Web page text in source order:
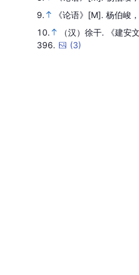
9.
《论语》 [M]. 杨伯峻
10.
（汉）徐干.
《建安
396.
(3)